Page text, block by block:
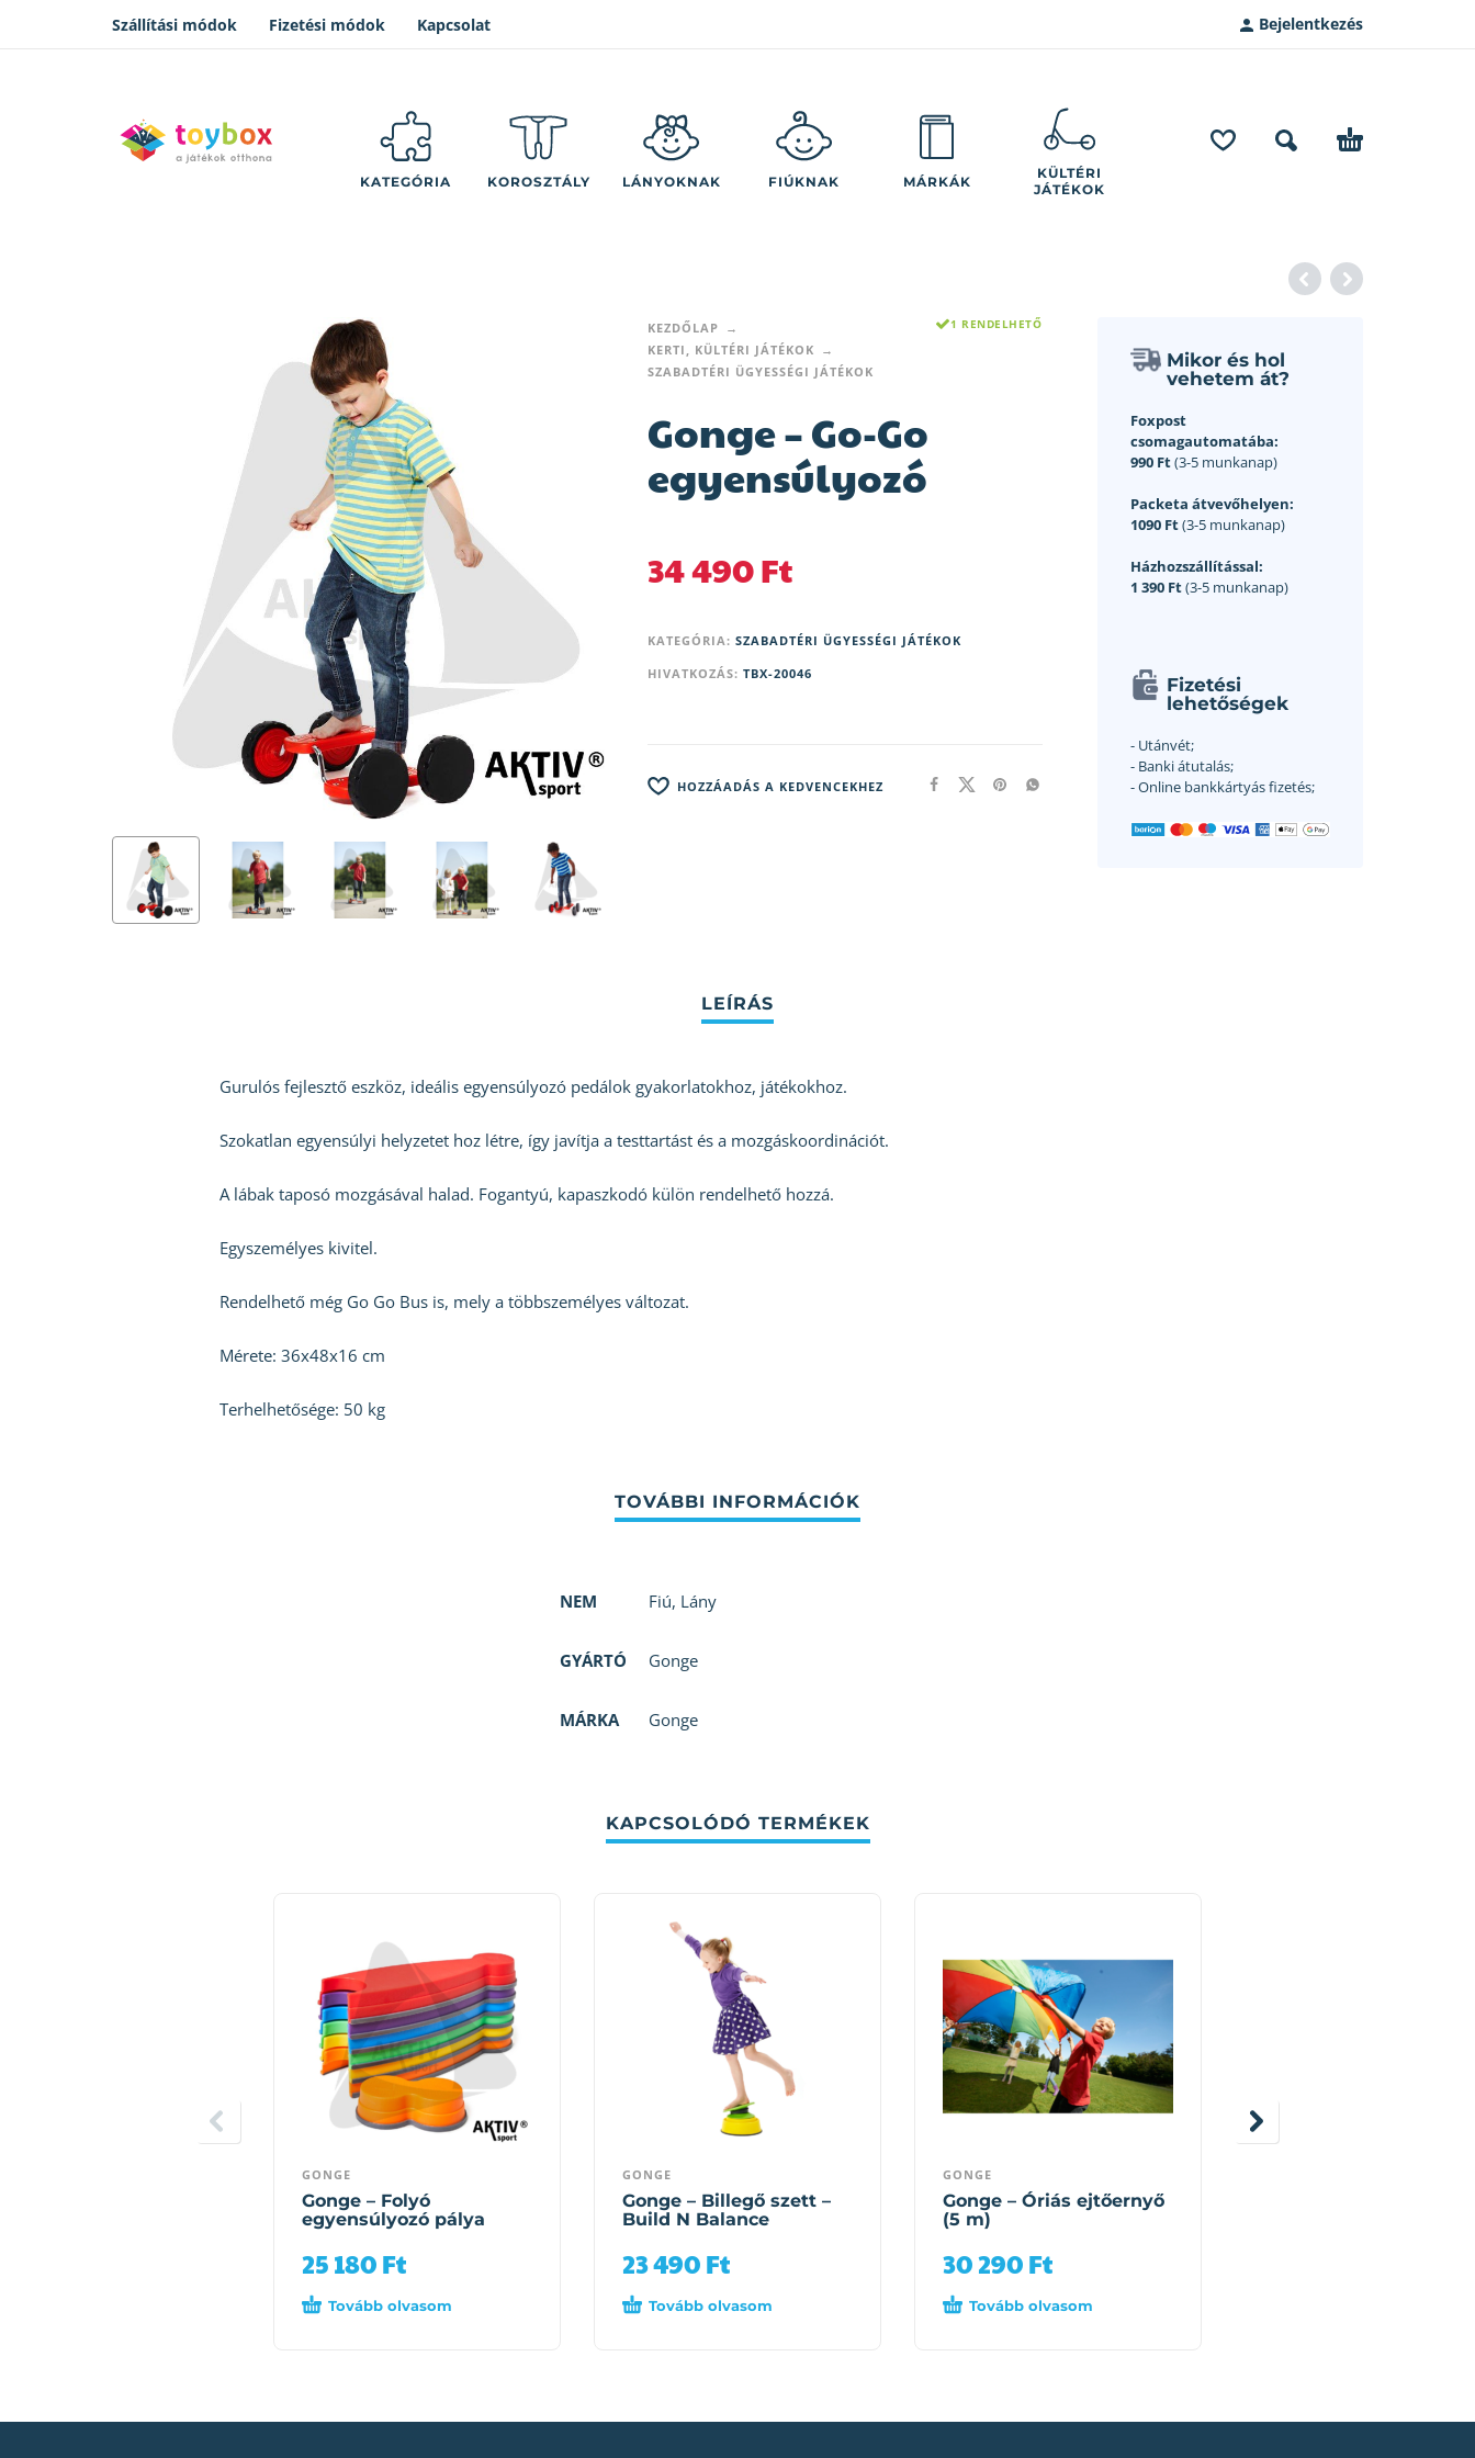
Szállítási módok Fizetési módok Kapcsolat Bejelentkezés
KATEGÓRIA KOROSZTÁLY LÁNYOKNAK FIÚKNAK MÁRKÁK
KÜLTÉRI
JÁTÉKOK
KEZDŐLAP
KERTI, KÜLTÉRI JÁTÉKOK
SZABADTÉRI ÜGYESSÉGI JÁTÉKOK
1 RENDELHETŐ
Gonge – Go-Go
egyensúlyozó
34 490Ft
KATEGÓRIA: SZABADTÉRI ÜGYESSÉGI JÁTÉKOK
HIVATKOZÁS: TBX-20046
HOZZÁADÁS A KEDVENCEKHEZ
Mikor és hol
vehetem át?
Foxpost
csomagautomatába:
990 Ft(3-5 munkanap)
Packeta átvevőhelyen:
1090 Ft(3-5 munkanap)
Házhozszállítással:
1 390 Ft(3-5 munkanap)
Fizetési
lehetőségek
- Utánvét;
- Banki átutalás;
- Online bankkártyás fizetés;
Gurulós fejlesztő eszköz, ideális egyensúlyozó pedálok gyakorlatokhoz, játékokhoz.
Szokatlan egyensúlyi helyzetet hoz létre, így javítja a testtartást és a mozgáskoordinációt.
A lábak taposó mozgásával halad. Fogantyú, kapaszkodó külön rendelhető hozzá.
Egyszemélyes kivitel.
Rendelhető még Go Go Bus is, mely a többszemélyes változat.
Mérete: 36x48x16 cm
Terhelhetősége: 50 kg
NEM Fiú, Lány
GYÁRTÓ Gonge
MÁRKA Gonge
KAPCSOLÓDÓ TERMÉKEK
GONGE
Gonge – Folyó
egyensúlyozó pálya
25 180Ft
Tovább olvasom
GONGE
Gonge – Billegő szett –
Build N Balance
23 490Ft
Tovább olvasom
GONGE
Gonge – Óriás ejtőernyő
(5 m)
30 290Ft
Tovább olvasom